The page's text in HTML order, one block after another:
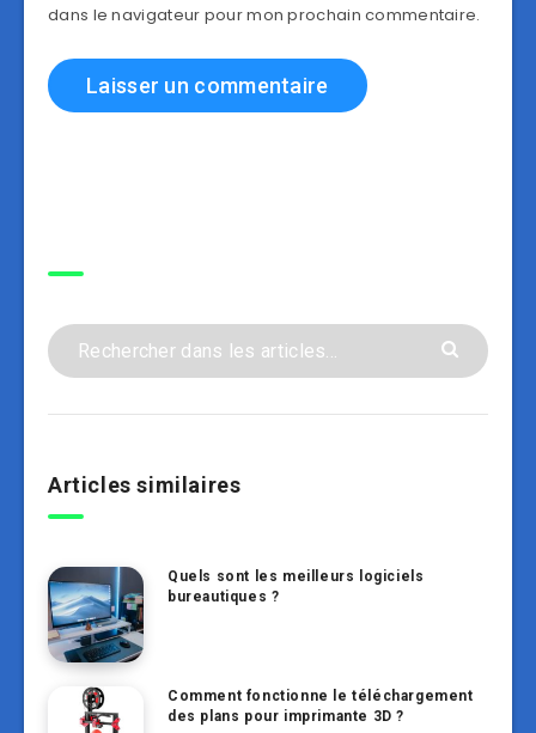
dans le navigateur pour mon prochain commentaire.
Articles similaires
Quels sont les meilleurs logiciels
bureautiques ?
Comment fonctionne le téléchargement
des plans pour imprimante 3D ?